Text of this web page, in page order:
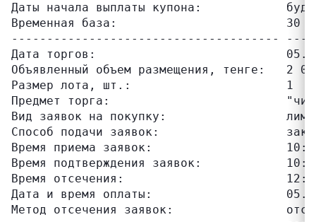
Даты начала выплаты купона:            будут
Временная база:                        30 /
--------------------------------------
Дата торгов:
Объявленный объем размещения, тенге:   2
Размер лота, шт.:                      1
Предмет торга:
Вид заявок на покупку:
Способ подачи заявок:
Время приема заявок:
Время подтверждения заявок:
Время отсечения:
Дата и время оплаты:
Метод отсечения заявок: